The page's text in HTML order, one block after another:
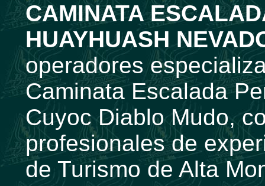
CAMINATA
HUAYHUASH
operadores
Caminata Escalada
Cuyoc Diablo Mudo,
profesionales de
de Turismo de Alta